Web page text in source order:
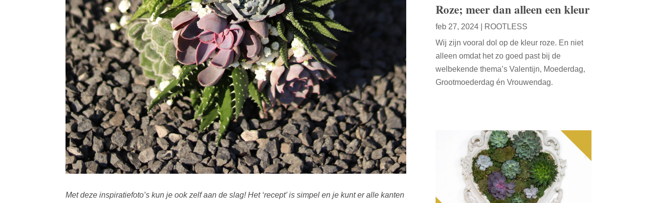
Met deze inspiratiefoto’s kun je ook zelf aan de slag! Het ‘recept’ is simpel en je kunt er alle kanten
Roze; meer dan alleen een kleur
feb 27, 2024|
ROOTLESS
Wij zijn vooral dol op de kleur roze. En niet
alleen omdat het zo goed past bij de
welbekende thema’s Valentijn, Moederdag,
Grootmoederdag én Vrouwendag.